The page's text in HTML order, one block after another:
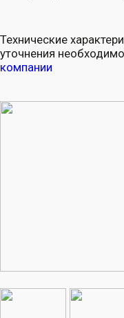
Технические
уточнения
компании